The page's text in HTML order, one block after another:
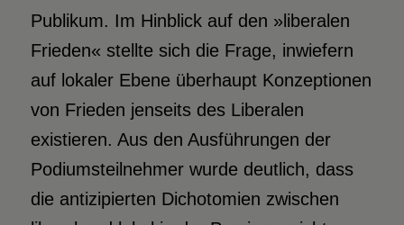
Publikum. Im Hinblick auf den »liberalen
Frieden« stellte sich die Frage, inwiefern
auf lokaler Ebene überhaupt Konzeptionen
von Frieden jenseits des Liberalen
existieren. Aus den Ausführungen der
Podiumsteilnehmer wurde deutlich, dass
die antizipierten Dichotomien zwischen